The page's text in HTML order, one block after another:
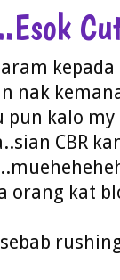
kepada
nak
pun kalo
CBR
orang kat